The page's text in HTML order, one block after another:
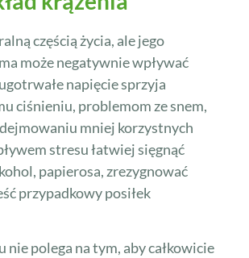
częścią życia, ale jego
może negatywnie wpływać
napięcie sprzyja
ciśnieniu, problemom ze snem,
mniej korzystnych
stresu łatwiej sięgnąć
papierosa, zrezygnować
przypadkowy posiłek
polega na tym, aby całkowicie